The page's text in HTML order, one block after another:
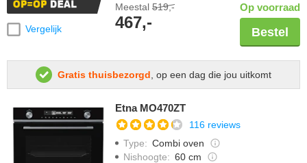
Vergelijk
Meestal 519,-
467,-
Op voorraad
Bestel
Gratis thuisbezorgd , op een dag die jou uitkomt
Etna MO470ZT
116 reviews
Type: Combi oven
Nishoogte: 60 cm